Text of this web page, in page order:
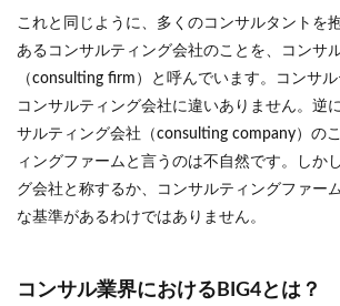
これと同じように、多くのコンサルタントを
あるコンサルティング会社のことを、コンサ
（consulting firm）と呼んでいます。コンサ
コンサルティング会社に違いありません。逆
サルティング会社（consulting company）の
ィングファームと言うのは不自然です。しか
グ会社と称するか、コンサルティングファー
な基準があるわけではありません。
コンサル業界におけるBIG4とは？